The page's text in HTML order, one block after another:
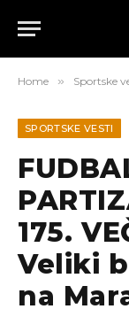
Home » Sportske
SPORTSKE VESTI
175.
Veliki
na